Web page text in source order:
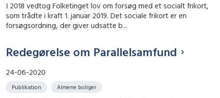
I 2018 vedtog Folketinget lov om forsøg med et socialt frikort,
som trådte i kraft 1. januar 2019. Det sociale frikort er en
forsøgsordning, der giver udsatte b...
Redegørelse om Parallelsamfund
24-06-2020
Publikation Almene boliger